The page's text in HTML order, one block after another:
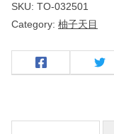
目
６
号
SKU: TO-032501
Category: 柚子天目